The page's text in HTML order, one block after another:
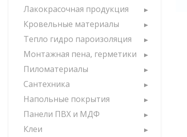
Лакокрасочная продукция
Кровельные материалы
Тепло гидро пароизоляция
Монтажная пена, герметики
Пиломатериалы
Сантехника
Напольные покрытия
Панели ПВХ и МДФ
Клеи